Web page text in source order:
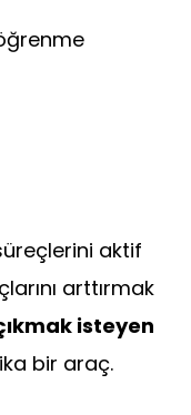
aktif
arttırmak
isteyen
bir araç.